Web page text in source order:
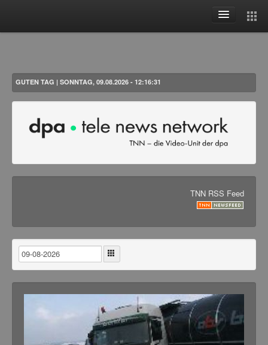
Woche
Alle
Benutzer
Registrieren
GUTEN TAG | SONNTAG, 09.08.2026 - 12:16:31
TNN RSS Feed